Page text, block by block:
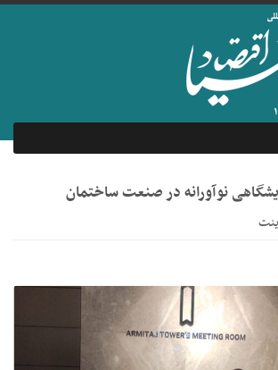
نوآورانه در صنعت ساختمان